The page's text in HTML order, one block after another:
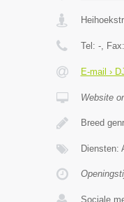
Tel: -, Fax:
E-mail ›
Website
Breed
Diensten:
Sociale